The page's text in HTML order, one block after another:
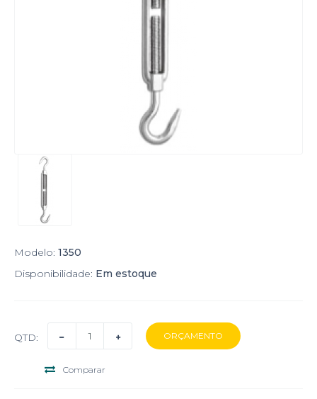
Modelo: 1350
Disponibilidade: Em estoque
QTD:
Comparar